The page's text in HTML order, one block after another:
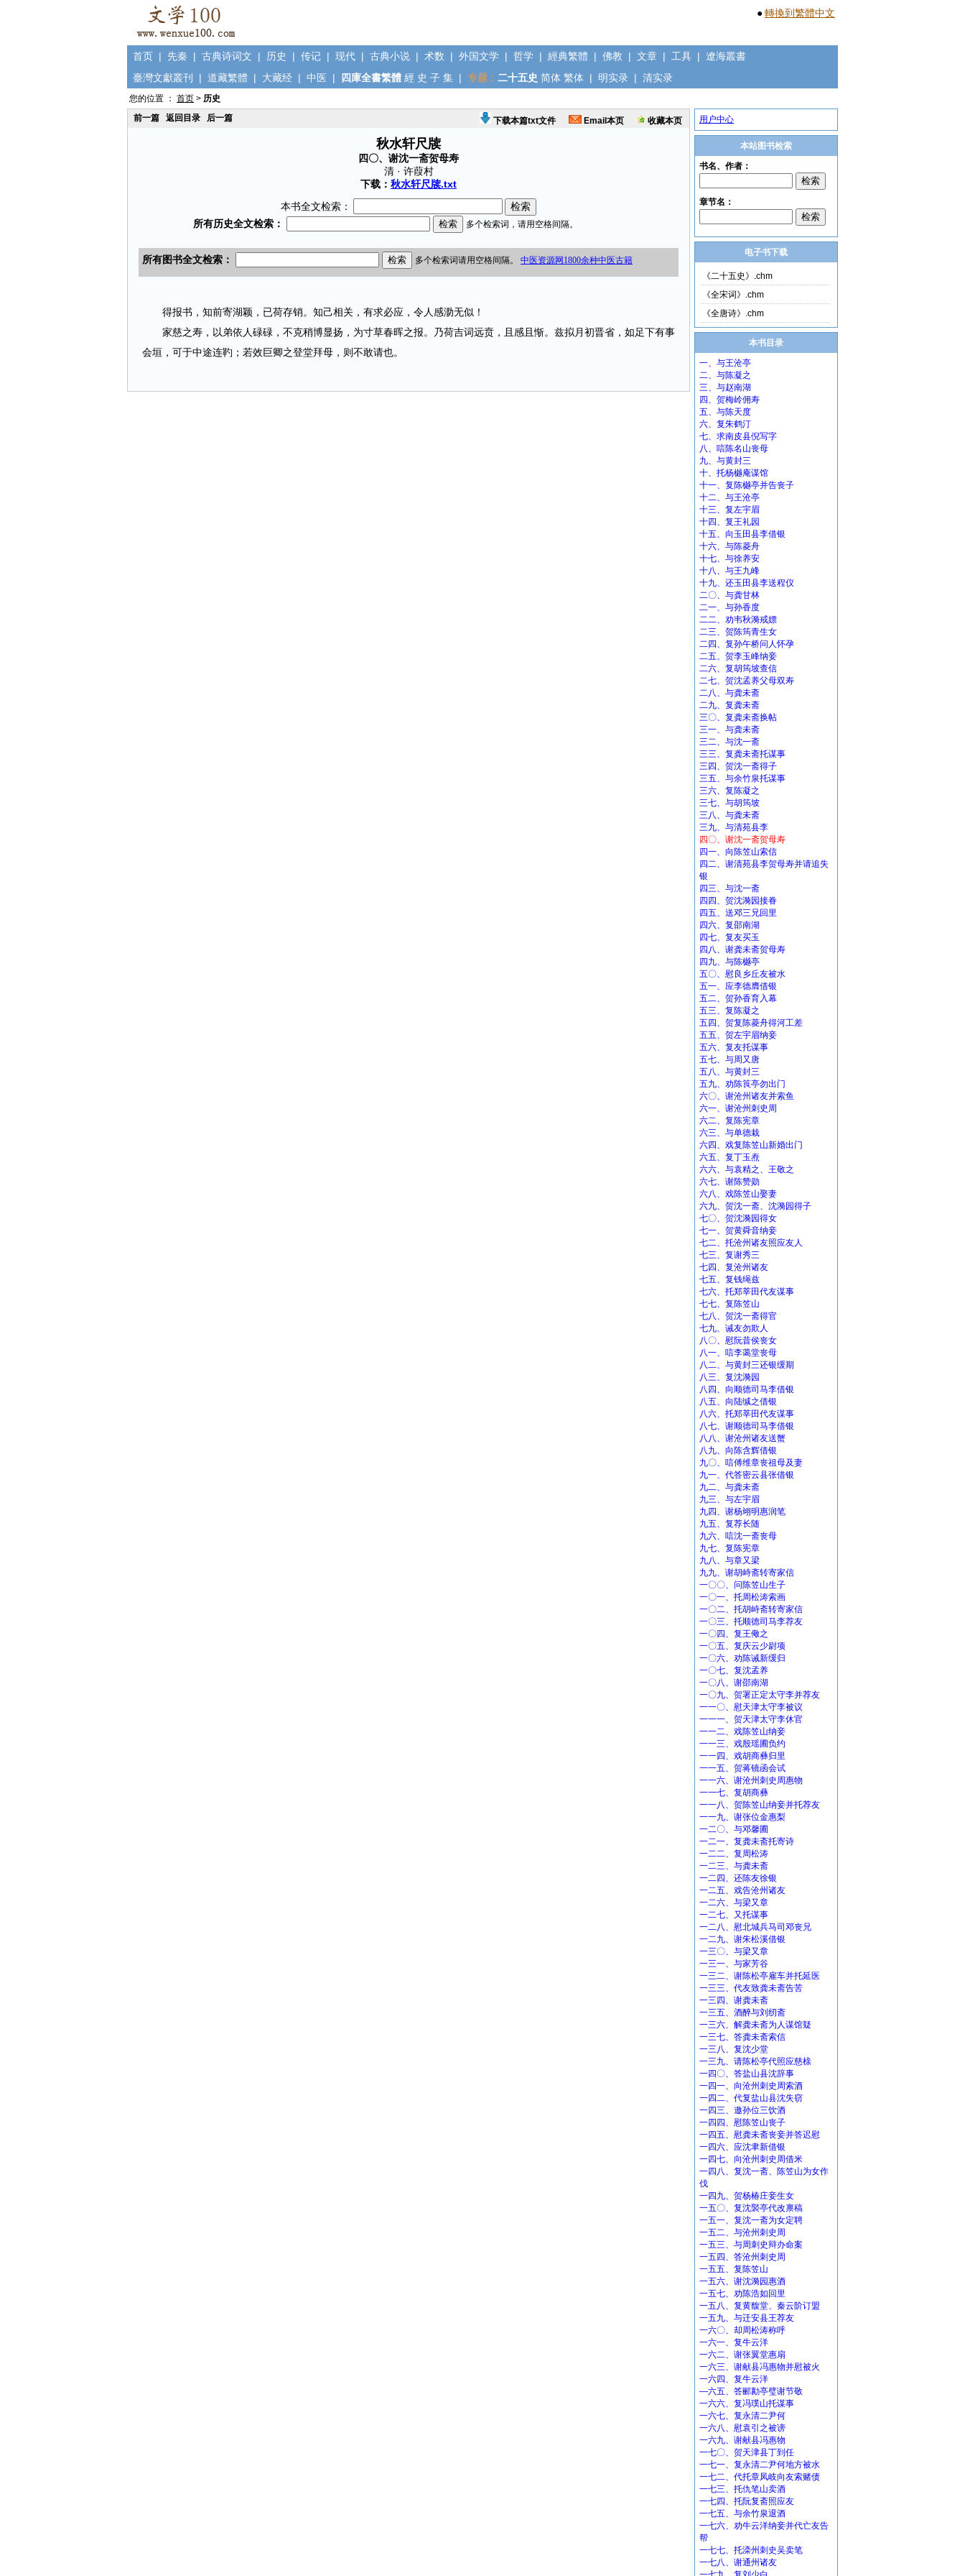
●轉換到繁體中文
首页 | 先秦 | 古典诗词文 | 历史 | 传记 | 现代 | 古典小说 | 术数 | 外国文学 | 哲学 | 經典繁體 | 佛教 | 文章 | 工具 | 遼海叢書
臺灣文獻叢刊
| 道藏繁體 | 大藏经 | 中医 | 四庫全書繁體 經 史 子 集 | 专题： 二十五史 简体 繁体 | 明实录 | 清实录
您的位置 ： 首页 > 历史
前一篇
返回目录 后一篇 下载本篇txt文件 Email本页 收藏本页
秋水轩尺牍
四〇、谢沈一斋贺母寿
清 · 许葭村
下载： 秋水轩尺牍.txt
本书全文检索：
得报书，知前寄湖颖，已荷存销。知己相关，有求必应，令人感泐无似！
家慈之寿，以弟依人碌碌，不克稍博显扬，为寸草春晖之报。乃荷吉词远贲，且感且惭。兹拟月初晋省，如足下有事
会垣，可于中途连靮；若效巨卿之登堂拜母，则不敢请也。
用户中心
本站图书检索
电子书下载
《二十五史》.chm
《全宋词》.chm
《全唐诗》.chm
本书目录
一、与王沧亭
二、与陈凝之
三、与赵南湖
四、贺梅岭佣寿
五、与陈天度
六、复朱鹤汀
七、求南皮县倪写字
八、唁陈名山丧母
九、与黄封三
十、托杨樾庵谋馆
十一、复陈樾亭并告丧子
十二、与王沧亭
十三、复左宇眉
十四、复王礼园
十五、向玉田县李借银
十六、与陈菱舟
十七、与徐养安
十八、与王九峰
十九、还玉田县李送程仪
二〇、与龚甘林
二一、与孙香度
二二、劝韦秋漪戒嫖
二三、贺陈筠青生女
二四、复孙午桥问人怀孕
二五、贺李玉峰纳妾
二六、复胡筠坡查信
二七、贺沈孟养父母双寿
二八、与龚未斋
二九、复龚未斋
三〇、复龚未斋换帖
三一、与龚未斋
三二、与沈一斋
三三、复龚未斋托谋事
三四、贺沈一斋得子
三五、与余竹泉托谋事
三六、复陈凝之
三七、与胡筠坡
三八、与龚未斋
三九、与清苑县李
四〇、谢沈一斋贺母寿
四一、向陈笠山索信
四二、谢清苑县李贺母寿并请追失
银
四三、与沈一斋
四四、贺沈漪园接眷
四五、送邓三兄回里
四六、复邵南湖
四七、复友买玉
四八、谢龚未斋贺母寿
四九、与陈樾亭
五〇、慰良乡丘友被水
五一、应李德膺借银
五二、贺孙香育入幕
五三、复陈凝之
五四、贺复陈菱舟得河工差
五五、贺左宇眉纳妾
五六、复友托谋事
五七、与周又唐
五八、与黄封三
五九、劝陈筤亭勿出门
六〇、谢沧州诸友并索鱼
六一、谢沧州刺史周
六二、复陈宪章
六三、与单德栽
六四、戏复陈笠山新婚出门
六五、复丁玉焘
六六、与袁精之、王敬之
六七、谢陈赞勋
六八、戏陈笠山娶妻
六九、贺沈一斋、沈漪园得子
七〇、贺沈漪园得女
七一、贺黄舜音纳妾
七二、托沧州诸友照应友人
七三、复谢秀三
七四、复沧州诸友
七五、复钱绳兹
七六、托郑莘田代友谋事
七七、复陈笠山
七八、贺沈一斋得官
七九、诫友勿欺人
八〇、慰阮昔侯丧女
八一、唁李蔼堂丧母
八二、与黄封三还银缓期
八三、复沈漪园
八四、向顺德司马李借银
八五、向陆缄之借银
八六、托郑莘田代友谋事
八七、谢顺德司马李借银
八八、谢沧州诸友送蟹
八九、向陈含辉借银
九〇、唁傅维章丧祖母及妻
九一、代答密云县张借银
九二、与龚未斋
九三、与左宇眉
九四、谢杨翊明惠润笔
九五、复荐长随
九六、唁沈一斋丧母
九七、复陈宪章
九八、与章又梁
九九、谢胡峙斋转寄家信
一〇〇、问陈笠山生子
一〇一、托周松涛索画
一〇二、托胡峙斋转寄家信
一〇三、托顺德司马李荐友
一〇四、复王儆之
一〇五、复庆云少尉项
一〇六、劝陈诫新缓归
一〇七、复沈孟养
一〇八、谢邵南湖
一〇九、贺署正定太守李并荐友
一一〇、慰天津太守李被议
一一一、贺天津太守李休官
一一二、戏陈笠山纳妾
一一三、戏殷瑶圃负约
一一四、戏胡商彝归里
一一五、贺蒋镜函会试
一一六、谢沧州刺史周惠物
一一七、复胡商彝
一一八、贺陈笠山纳妾并托荐友
一一九、谢张位金惠梨
一二〇、与邓馨圃
一二一、复龚未斋托寄诗
一二二、复周松涛
一二三、与龚未斋
一二四、还陈友徐银
一二五、戏告沧州诸友
一二六、与梁又章
一二七、又托谋事
一二八、慰北城兵马司邓丧兄
一二九、谢朱松溪借银
一三〇、与梁又章
一三一、与家芳谷
一三二、谢陈松亭雇车并托延医
一三三、代友致龚未斋告苦
一三四、谢龚未斋
一三五、酒醉与刘纫斋
一三六、解龚未斋为人谋馆疑
一三七、答龚未斋索信
一三八、复沈少堂
一三九、请陈松亭代照应慈榇
一四〇、答盐山县沈辞事
一四一、向沧州刺史周索酒
一四二、代复盐山县沈失窃
一四三、邀孙位三饮酒
一四四、慰陈笠山丧子
一四五、慰龚未斋丧妾并答迟慰
一四六、应沈聿新借银
一四七、向沧州刺史周借米
一四八、复沈一斋、陈笠山为女作
伐
一四九、贺杨椿庄妾生女
一五〇、复沈褧亭代改禀稿
一五一、复沈一斋为女定聘
一五二、与沧州刺史周
一五三、与周刺史辩办命案
一五四、答沧州刺史周
一五五、复陈笠山
一五六、谢沈漪园惠酒
一五七、劝陈浩如回里
一五八、复黄馥堂、秦云阶订盟
一五九、与迁安县王荐友
一六〇、却周松涛称呼
一六一、复牛云洋
一六二、谢张翼堂惠扇
一六三、谢献县冯惠物并慰被火
一六四、复牛云洋
—六五、答郦勷亭璧谢节敬
一六六、复冯璞山托谋事
一六七、复永清二尹何
一六八、慰袁引之被谤
一六九、谢献县冯惠物
一七〇、贺天津县丁到任
一七一、复永清二尹何地方被水
一七二、代托章凤岐向友索赌债
一七三、托仇笔山卖酒
一七四、托阮复斋照应友
一七五、与余竹泉退酒
一七六、劝牛云洋纳妾并代亡友告
帮
一七七、托滦州刺史吴卖笔
一七八、谢通州诸友